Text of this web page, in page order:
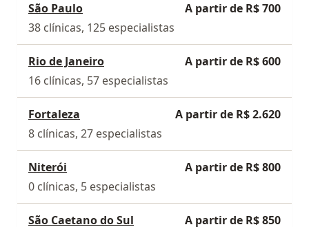
São Paulo
A partir de R$ 700
38 clínicas, 125 especialistas
Rio de Janeiro
A partir de R$ 600
16 clínicas, 57 especialistas
Fortaleza
A partir de R$ 2.620
8 clínicas, 27 especialistas
Niterói
A partir de R$ 800
0 clínicas, 5 especialistas
São Caetano do Sul A partir de R$ 850